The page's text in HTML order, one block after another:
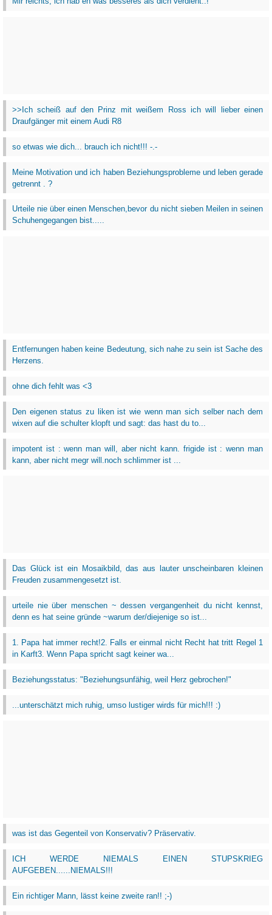
>>Ich scheiß auf den Prinz mit weißem Ross ich will lieber einen
Draufgänger mit einem Audi R8
so etwas wie dich... brauch ich nicht!!! -.-
Meine Motivation und ich haben Beziehungsprobleme und leben gerade
getrennt . ?
Urteile nie über einen Menschen,bevor du nicht sieben Meilen in seinen
Schuhengegangen bist.....
Entfernungen haben keine Bedeutung, sich nahe zu sein ist Sache des
Herzens.
ohne dich fehlt was <3
Den eigenen status zu liken ist wie wenn man sich selber nach dem
wixen auf die schulter klopft und sagt: das hast du to...
impotent ist : wenn man will, aber nicht kann. frigide ist : wenn man
kann, aber nicht megr will.noch schlimmer ist ...
Das Glück ist ein Mosaikbild, das aus lauter unscheinbaren kleinen
Freuden zusammengesetzt ist.
urteile nie über menschen ~ dessen vergangenheit du nicht kennst,
denn es hat seine gründe ~warum der/diejenige so ist...
1. Papa hat immer recht!2. Falls er einmal nicht Recht hat tritt Regel 1
in Karft3. Wenn Papa spricht sagt keiner wa...
Beziehungsstatus: "Beziehungsunfähig, weil Herz gebrochen!"
...unterschätzt mich ruhig, umso lustiger wirds für mich!!! :)
was ist das Gegenteil von Konservativ? Präservativ.
ICH WERDE NIEMALS EINEN STUPSKRIEG
AUFGEBEN......NIEMALS!!!
Ein richtiger Mann, lässt keine zweite ran!! ;-)